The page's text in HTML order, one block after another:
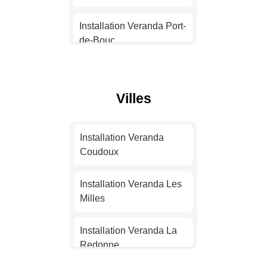
Installation Veranda
Montpellier
Installation Veranda
Installation Veranda
Installation Veranda Le
Installation Veranda Port-
de-Bouc
Arles
Marignane
Istres
Villes
Installation Veranda
Coudoux
Installation Veranda Les
Milles
Installation Veranda La
Redonne